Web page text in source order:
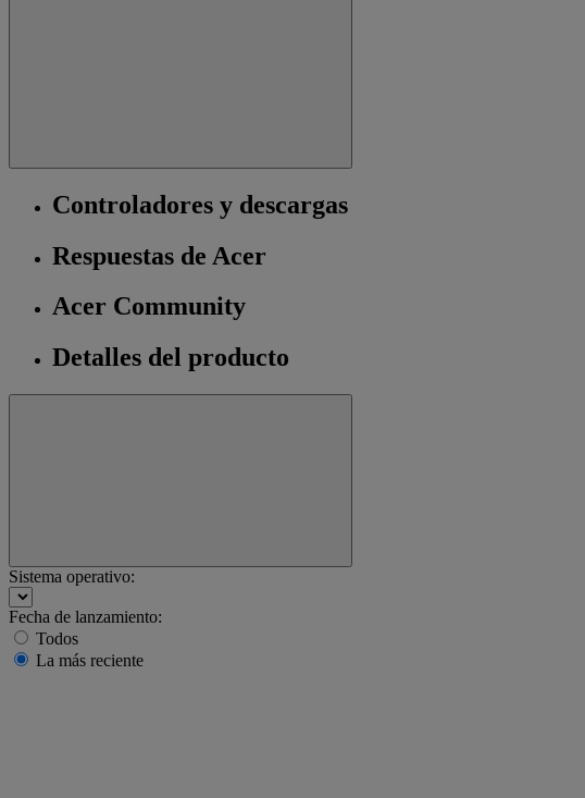
Controladores y descargas
Respuestas de Acer
Acer Community
Detalles del producto
Sistema operativo:
Fecha de lanzamiento:
Todos
La más reciente